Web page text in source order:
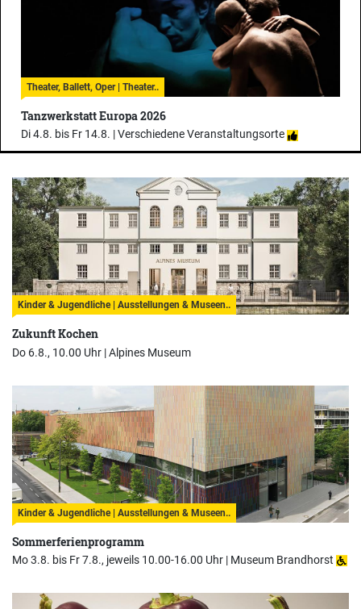
Theater, Ballett, Oper | Theater..
Tanzwerkstatt Europa 2026
Di 4.8. bis Fr 14.8. |Verschiedene Veranstaltungsorte
Kinder & Jugendliche | Ausstellungen & Museen..
Zukunft Kochen
Do 6.8., 10.00 Uhr |Alpines Museum
Kinder & Jugendliche | Ausstellungen & Museen..
Sommerferienprogramm
Mo 3.8. bis Fr 7.8., jeweils 10.00-16.00 Uhr | Museum Brandhorst